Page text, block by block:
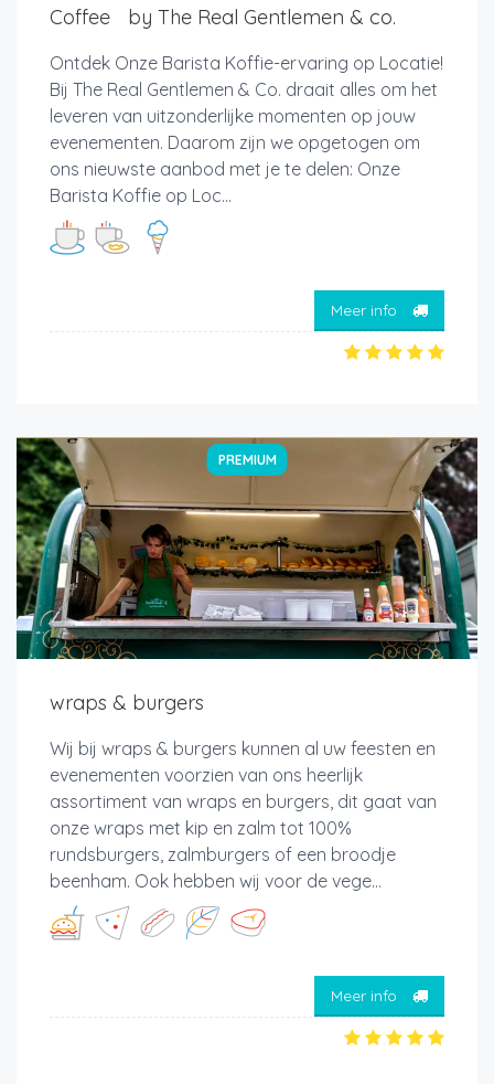
Coffee by The Real Gentlemen & co.
Ontdek Onze Barista Koffie-ervaring op Locatie!
Bij The Real Gentlemen & Co. draait alles om het
leveren van uitzonderlijke momenten op jouw
evenementen. Daarom zijn we opgetogen om
ons nieuwste aanbod met je te delen: Onze
Barista Koffie op Loc...
Meer info
PREMIUM
wraps & burgers
Wij bij wraps & burgers kunnen al uw feesten en
evenementen voorzien van ons heerlijk
assortiment van wraps en burgers, dit gaat van
onze wraps met kip en zalm tot 100%
rundsburgers, zalmburgers of een broodje
beenham. Ook hebben wij voor de vege...
Meer info